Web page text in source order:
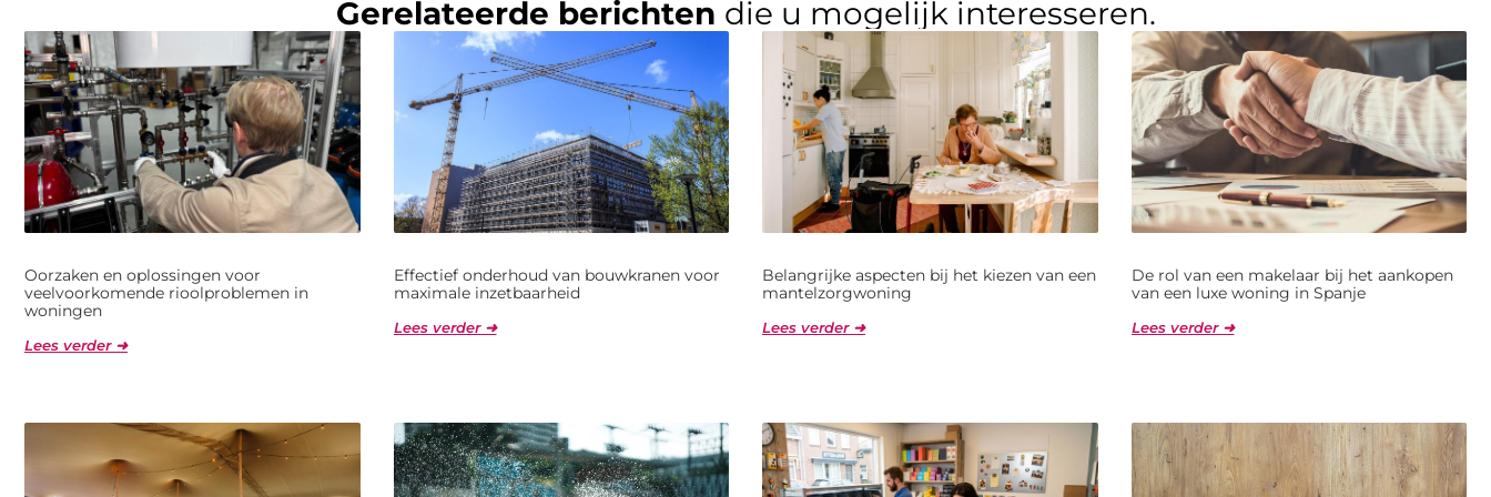
Gerelateerde berichten die u mogelijk interesseren.
Oorzaken en oplossingen voor
veelvoorkomende rioolproblemen in
woningen
Lees verder ➜
Effectief onderhoud van bouwkranen voor
maximale inzetbaarheid
Lees verder ➜
Belangrijke aspecten bij het kiezen van een
mantelzorgwoning
Lees verder ➜
De rol van een makelaar bij het aankopen
van een luxe woning in Spanje
Lees verder ➜